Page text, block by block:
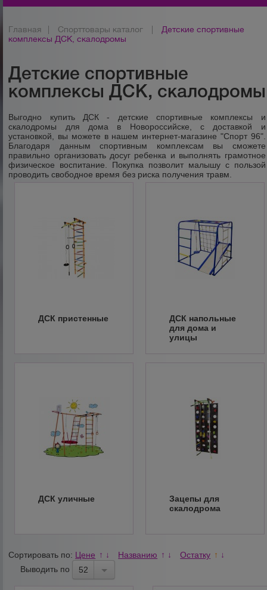
Главная Спорттовары каталог
Детские спортивные
комплексы ДСК, скалодромы
Детские спортивные
комплексы ДСК, скалодромы
Выгодно купить ДСК - детские спортивные комплексы и
скалодромы для дома в Новороссийске, с доставкой и
установкой, вы можете в нашем интернет-магазине "Спорт 96".
Благодаря данным спортивным комплексам вы сможете
правильно организовать досуг ребенка и выполнять грамотное
физическое воспитание. Покупка позволит малышу с пользой
проводить свободное время без риска получения травм.
ДСК пристенные
ДСК напольные
для дома и
улицы
ДСК уличные
Зацепы для
скалодрома
Сортировать по: Цене ↑ ↓ Названию ↑ ↓ Остатку ↑ ↓
Выводить по 52